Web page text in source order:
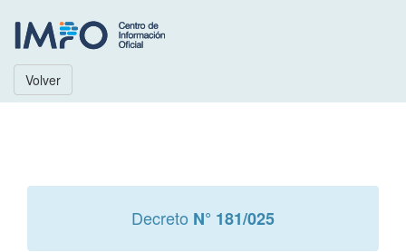
Volver
Decreto N° 181/025